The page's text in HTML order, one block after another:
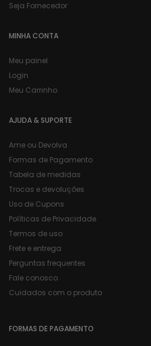
Seja Fornecedor
MINHA CONTA
Meu painel
Login
Meu Carrinho
AJUDA & SUPORTE
Ame ou Devolva
Formas de Pagamento
Tabela de medidas
Trocas e devoluções
Uso de Cupons
Políticas de Privacidade
Termos de uso
Frete e entrega
Perguntas frequentes
Fale conosco
Cuidados com o produto
FORMAS DE PAGAMENTO